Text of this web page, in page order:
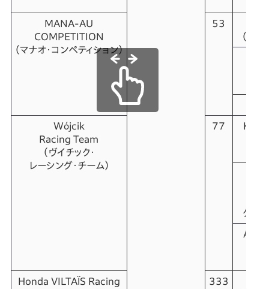
MANA-AU
COMPETITION
（マナオ・コンペティション）
53
（マル
Wójcik
Racing Team
（ヴイチック・
レーシング・ チーム）
77
クシ
Artur
Honda VILTAÏS Racing
333